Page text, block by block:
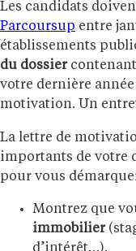
Les candidats
Parcoursup entre
établissements
du dossiercontenant
votre dernière
motivation. Un
La lettre de
importants de votre
pour vous
Montrez que
immobilier